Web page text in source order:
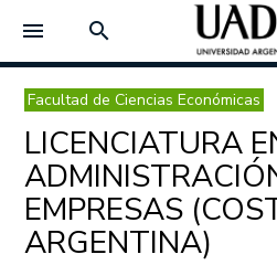
menu search
Facultad de Ciencias Económicas
LICENCIATURA
EMPRESAS
ARGENTINA)